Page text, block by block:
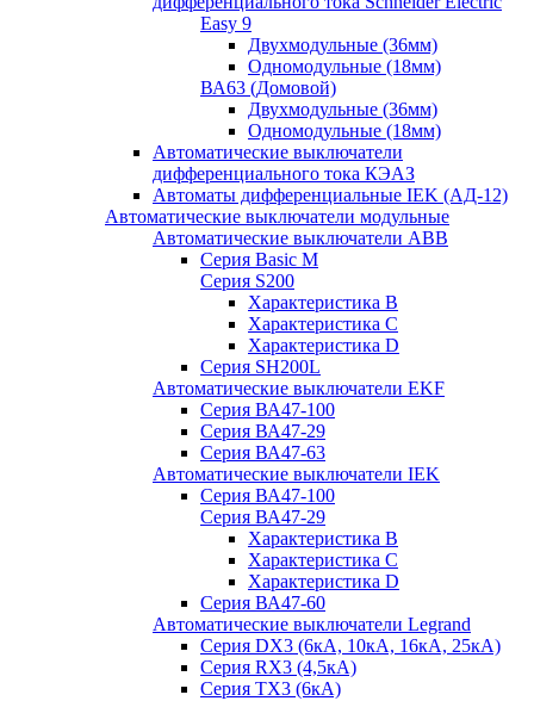
Easy 9
Двухмодульные (36мм)
Одномодульные (18мм)
ВА63 (Домовой)
Двухмодульные (36мм)
Одномодульные (18мм)
Автоматические выключатели
дифференциального тока КЭАЗ
Автоматы дифференциальные IEK (АД-12)
Автоматические выключатели модульные
Автоматические выключатели ABB
Серия Basic M
Серия S200
Характеристика B
Характеристика C
Характеристика D
Серия SH200L
Автоматические выключатели EKF
Серия ВА47-100
Серия ВА47-29
Серия ВА47-63
Автоматические выключатели IEK
Серия ВА47-100
Серия ВА47-29
Характеристика B
Характеристика C
Характеристика D
Серия ВА47-60
Автоматические выключатели Legrand
Серия DX3 (6кА, 10кА, 16кА, 25кА)
Серия RX3 (4,5кА)
Серия TX3 (6кА)